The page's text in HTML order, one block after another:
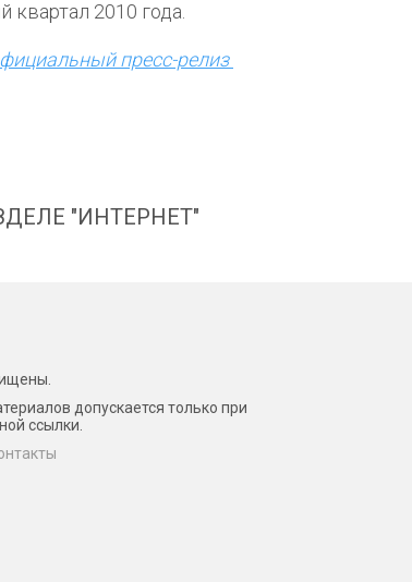
квартал 2010 года.
пресс-релиз
"ИНТЕРНЕТ"
допускается только при
ссылки.